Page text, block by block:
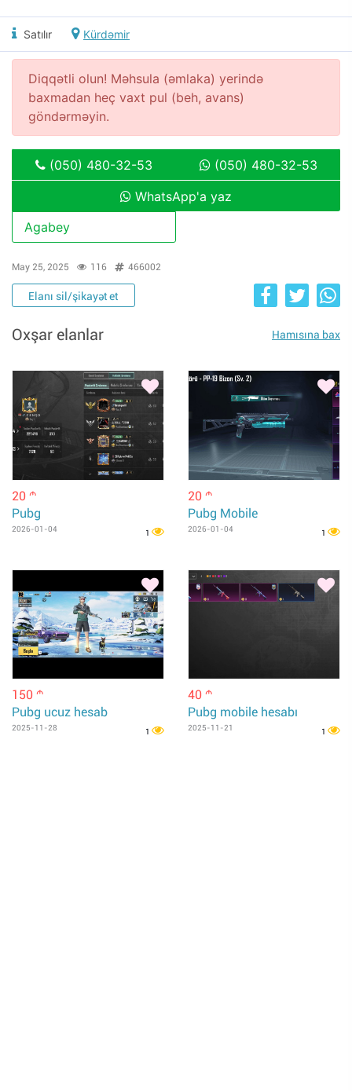
Satılır Kürdəmir
Diqqətli olun! Məhsula (əmlaka) yerində
baxmadan heç vaxt pul (beh, avans)
göndərməyin.
(050) 480-32-53
(050) 480-32-53
WhatsApp'a yaz
Agabey
May 25, 2025 116 466002
Elanı sil/şikayət et
Oxşar elanlar Hamısına bax
20 m
Pubg
2026-01-04 1
20 m
Pubg Mobile
2026-01-04 1
150 m
Pubg ucuz hesab
2025-11-28 1
40 m
Pubg mobile hesabı
2025-11-21 1